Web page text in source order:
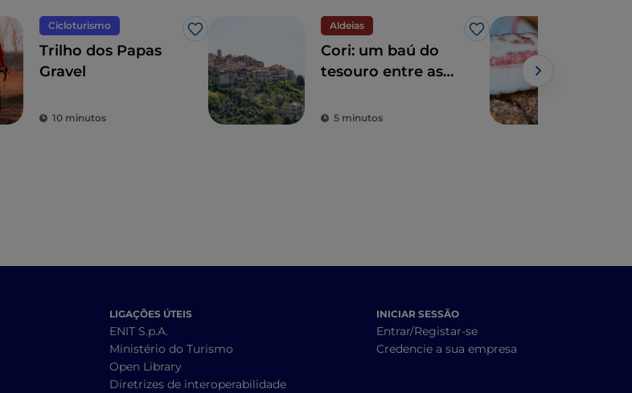
Cicloturismo
Gosto
Trilho dos Papas
Gravel
10 minutos
Aldeias
Gosto
Cori: um baú do
tesouro entre as
5 minutos
LIGAÇÕES ÚTEIS
ENIT S.p.A.
Ministério do Turismo
Open Library
Diretrizes de interoperabilidade
INICIAR SESSÃO
Entrar/Registar-se
Credencie a sua empresa